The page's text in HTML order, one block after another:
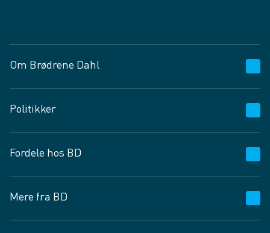
Om Brødrene Dahl
Vagttelefon 30 10 89 89
Spørgsmål og svar
Job og karriere
Fødevarekontrolrapport
Politikker
Privatlivspolitik
Cookies
Vilkår og betingelser
Fordele hos BD
BD app
BD.dk services
Mere fra BD